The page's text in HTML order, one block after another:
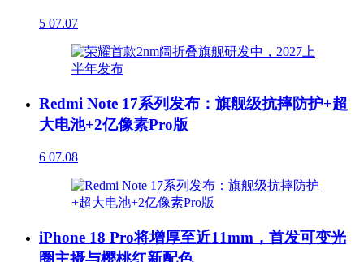
5 07.07
Redmi Note 17系列发布：旗舰级抗摔防护+超
大电池+2亿像素Pro版
6 07.08
iPhone 18 Pro将增厚至近11mm，首发可变光
圈主摄与樱桃红新配色